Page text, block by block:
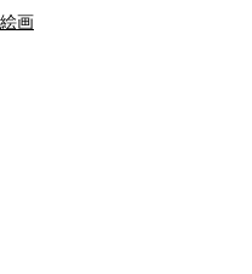
絵画